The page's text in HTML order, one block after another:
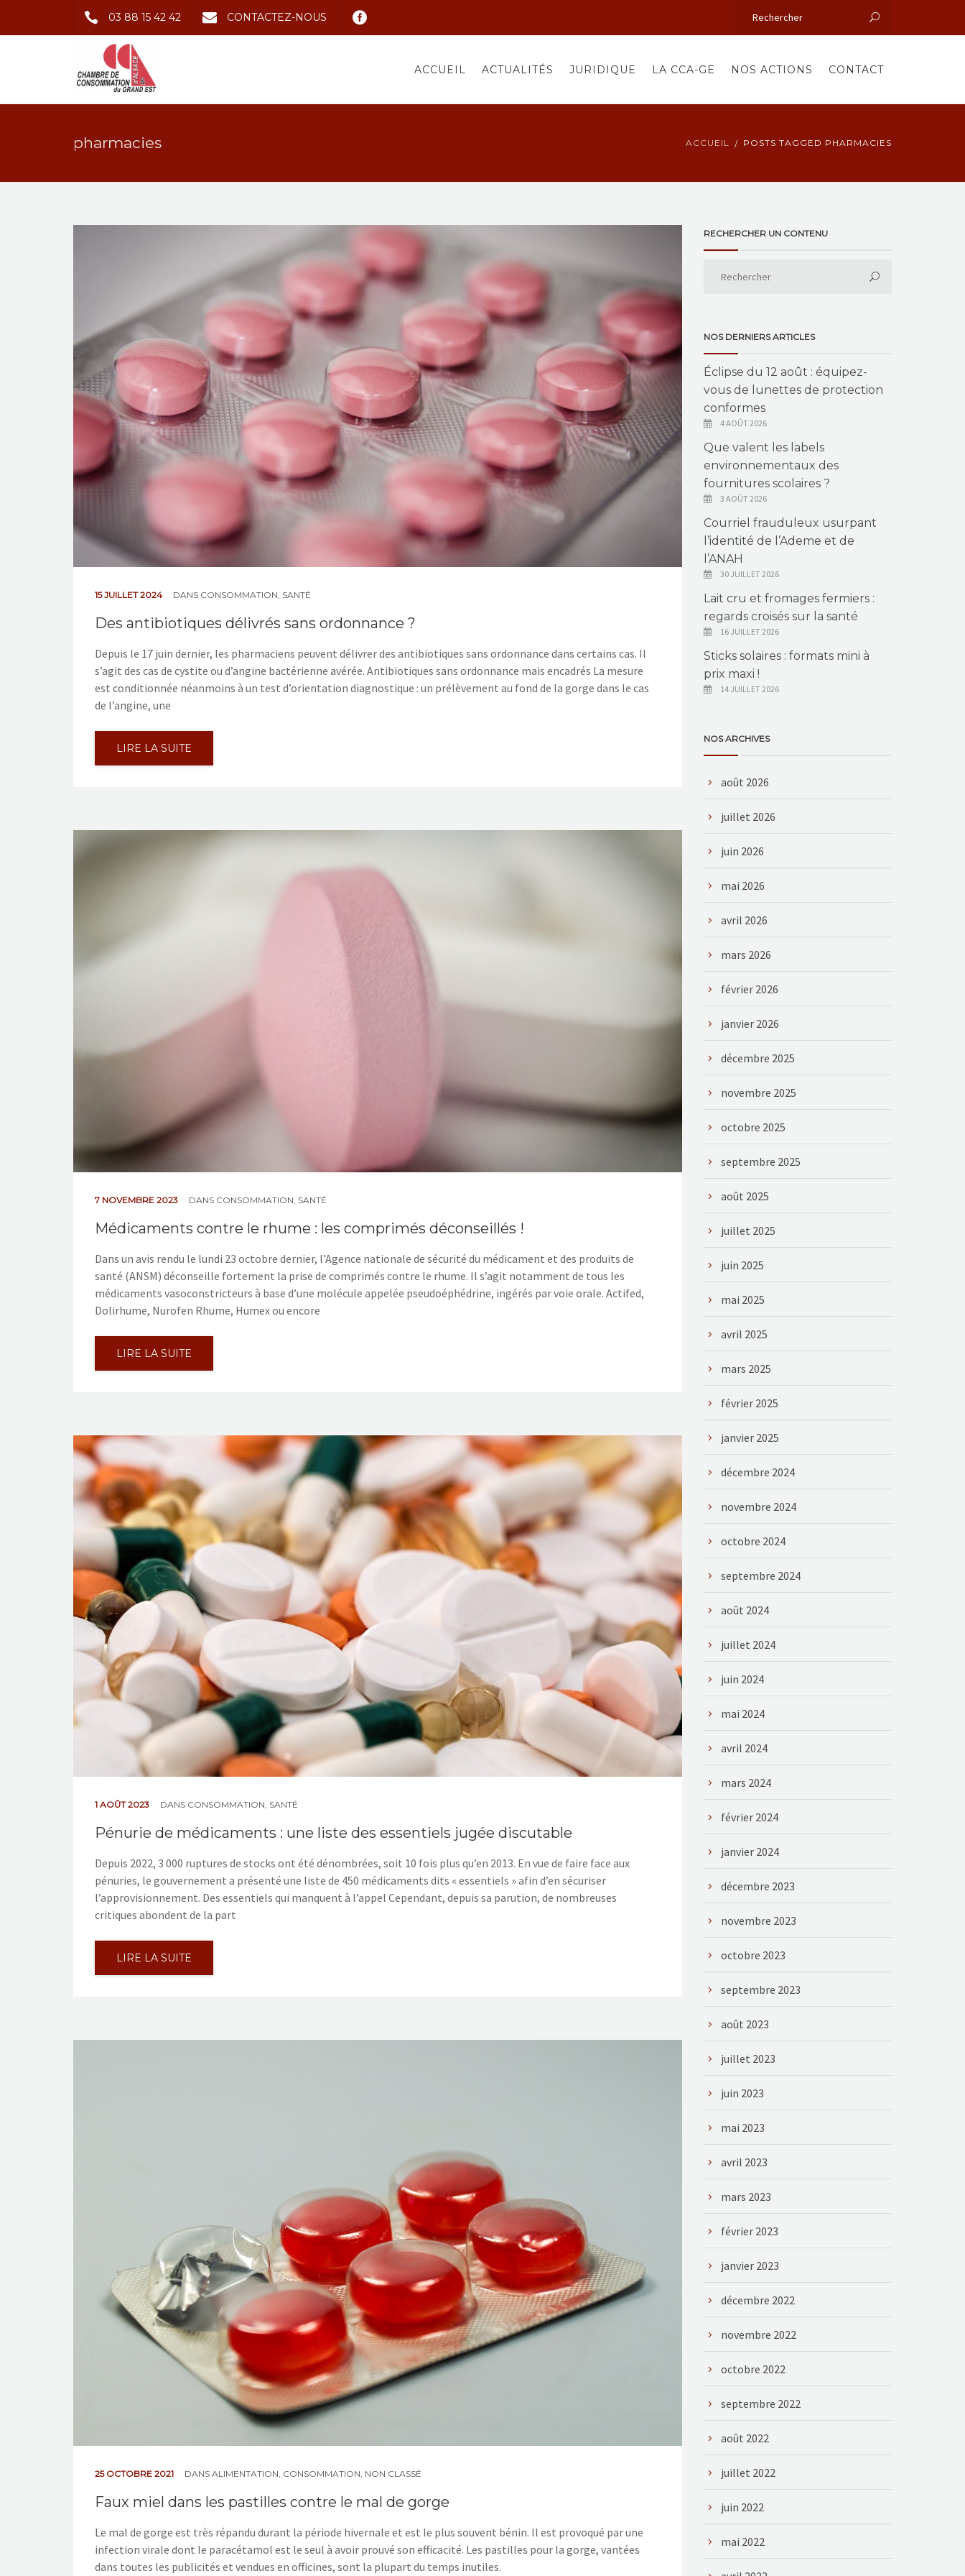
03 88 15 42 42 CONTACTEZ-NOUS
ACCUEIL ACTUALITÉS JURIDIQUE LA CCA-GE NOS ACTIONS CONTACT
pharmacies ACCUEIL POSTS TAGGED PHARMACIES
15 JUILLET 2024 DANS CONSOMMATION SANTÉ
Des antibiotiques délivrés sans ordonnance ?
Depuis le 17 juin dernier, les pharmaciens peuvent délivrer des antibiotiques sans ordonnance dans certains cas. Il
s’agit des cas de cystite ou d’angine bactérienne avérée. Antibiotiques sans ordonnance mais encadrés La mesure
est conditionnée néanmoins à un test d’orientation diagnostique : un prélèvement au fond de la gorge dans le cas
de l’angine, une
LIRE LA SUITE
7 NOVEMBRE 2023 DANS CONSOMMATION SANTÉ
Médicaments contre le rhume : les comprimés déconseillés !
Dans un avis rendu le lundi 23 octobre dernier, l’Agence nationale de sécurité du médicament et des produits de
santé (ANSM) déconseille fortement la prise de comprimés contre le rhume. Il s’agit notamment de tous les
médicaments vasoconstricteurs à base d’une molécule appelée pseudoéphédrine, ingérés par voie orale. Actifed,
Dolirhume, Nurofen Rhume, Humex ou encore
LIRE LA SUITE
1 AOÛT 2023 DANS CONSOMMATION, SANTÉ
Pénurie de médicaments : une liste des essentiels jugée discutable
Depuis 2022, 3 000 ruptures de stocks ont été dénombrées, soit 10 fois plus qu’en 2013. En vue de faire face aux
pénuries, le gouvernement a présenté une liste de 450 médicaments dits « essentiels » afin d’en sécuriser
l’approvisionnement. Des essentiels qui manquent à l’appel Cependant, depuis sa parution, de nombreuses
critiques abondent de la part
LIRE LA SUITE
25 OCTOBRE 2021 DANS ALIMENTATION, CONSOMMATION, NON CLASSÉ
Faux miel dans les pastilles contre le mal de gorge
Le mal de gorge est très répandu durant la période hivernale et est le plus souvent bénin. Il est provoqué par une
infection virale dont le paracétamol est le seul à avoir prouvé son efficacité. Les pastilles pour la gorge, vantées
dans toutes les publicités et vendues en officines, sont la plupart du temps inutiles.
RECHERCHER UN CONTENU
NOS DERNIERS ARTICLES
Éclipse du 12 août : équipez-
vous de lunettes de protection
conformes
4 AOÛT 2026
Que valent les labels
environnementaux des
fournitures scolaires ?
3 AOÛT 2026
Courriel frauduleux usurpant
l’identité de l’Ademe et de
l’ANAH
30 JUILLET 2026
Lait cru et fromages fermiers :
regards croisés sur la santé
16 JUILLET 2026
Sticks solaires : formats mini à
prix maxi !
14 JUILLET 2026
NOS ARCHIVES
août 2026
juillet 2026
juin 2026
mai 2026
avril 2026
mars 2026
février 2026
janvier 2026
décembre 2025
novembre 2025
octobre 2025
septembre 2025
août 2025
juillet 2025
juin 2025
mai 2025
avril 2025
mars 2025
février 2025
janvier 2025
décembre 2024
novembre 2024
octobre 2024
septembre 2024
août 2024
juillet 2024
juin 2024
mai 2024
avril 2024
mars 2024
février 2024
janvier 2024
décembre 2023
novembre 2023
octobre 2023
septembre 2023
août 2023
juillet 2023
juin 2023
mai 2023
avril 2023
mars 2023
février 2023
janvier 2023
décembre 2022
novembre 2022
octobre 2022
septembre 2022
août 2022
juillet 2022
juin 2022
mai 2022